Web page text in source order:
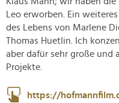
Leo erworben. Ein
des Lebens von Marlene
Thomas Huetlin. Ich
aber dafür sehr große und
Projekte.
https://